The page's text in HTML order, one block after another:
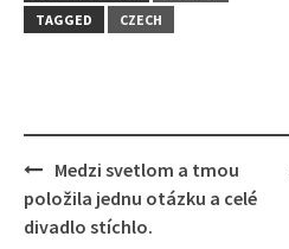
TAGGED
CZECH
Post
navigation
Medzi svetlom a tmou
položila jednu otázku a celé
divadlo stíchlo.